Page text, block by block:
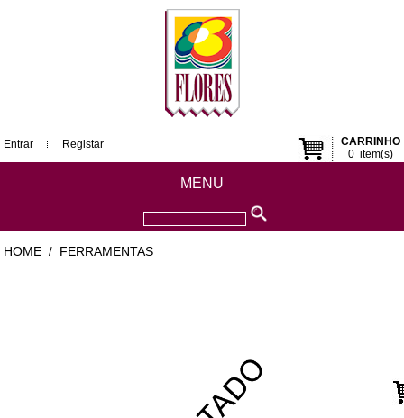
CARRINHO
0item(s)
Entrar Registar
MENU
HOME / FERRAMENTAS